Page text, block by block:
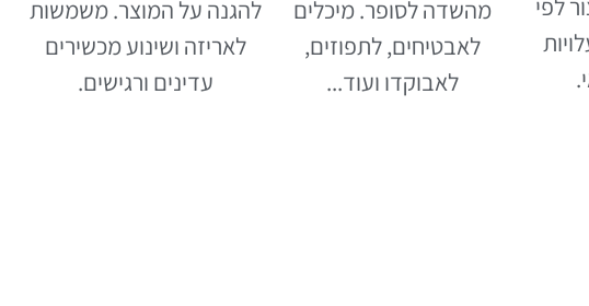
לפי
מהשדה לסופר. מיכלים
לאבטיחים, לתפוזים,
לאבוקדו ועוד...
להגנה על המוצר. משמשות
לאריזה ושינוע מכשירים
עדינים ורגישים.